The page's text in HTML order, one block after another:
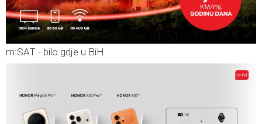
m:SAT - bilo gdje u BiH